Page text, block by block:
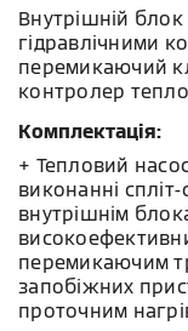
Внутрішній
гідравлічними
перемикаючий
контролер
Комплектація:
+ Тепловий
виконанні
внутрішнім
перемикаючим
запобіжних
проточним